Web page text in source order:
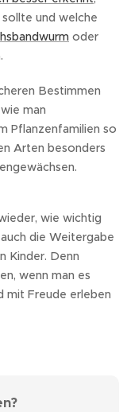
und welche
oder
Bestimmen
man
Pflanzenfamilien so
Arten besonders
wie wichtig
die Weitergabe
Kinder. Denn
wenn man es
mit Freude erleben